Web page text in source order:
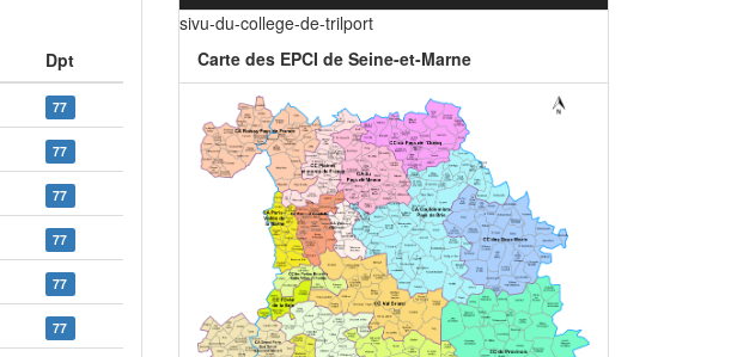
Dpt
77
77
77
77
77
77
sivu-du-college-de-trilport
Carte des EPCI de Seine-et-Marne